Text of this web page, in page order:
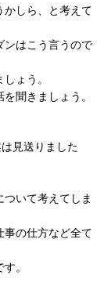
かしら、と考えて
ンはこう言うので
ょう。
聞きましょう。
見送りました
いて考えてしま
事の仕方など全て
。